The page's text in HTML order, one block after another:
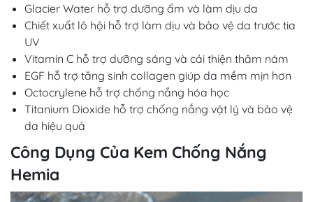
Glacier Water hỗ trợ dưỡng ẩm và làm dịu da
Chiết xuất lô hội hỗ trợ làm dịu và bảo vệ da trước tia
UV
Vitamin C hỗ trợ dưỡng sáng và cải thiện thâm nám
EGF hỗ trợ tăng sinh collagen giúp da mềm mịn hơn
Octocrylene hỗ trợ chống nắng hóa học
Titanium Dioxide hỗ trợ chống nắng vật lý và bảo vệ
da hiệu quả
Công Dụng Của Kem Chống Nắng
Hemia